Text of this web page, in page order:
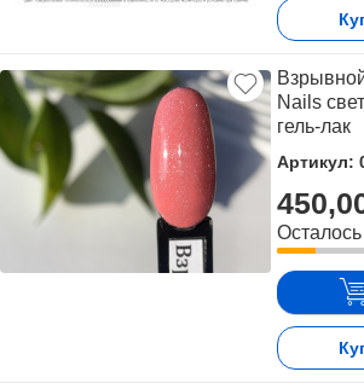
Nails
гель-лак
Артикул: